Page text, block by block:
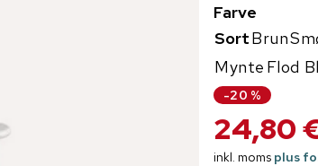
Farve
SortBrun
Mynte Flod
-20 %
24,80
inkl. moms plus